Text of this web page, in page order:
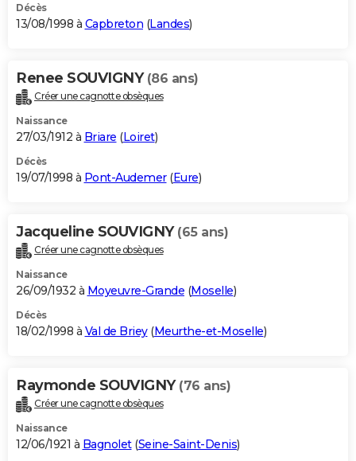
Décès
13/08/1998 à Capbreton (Landes)
Renee SOUVIGNY (86 ans)
Créer une cagnotte obsèques
Naissance
27/03/1912 à Briare (Loiret)
Décès
19/07/1998 à Pont-Audemer(Eure)
Jacqueline SOUVIGNY (65 ans)
Créer une cagnotte obsèques
Naissance
26/09/1932 à Moyeuvre-Grande (Moselle)
Décès
18/02/1998 à Val de Briey(Meurthe-et-Moselle)
Raymonde SOUVIGNY (76 ans)
Créer une cagnotte obsèques
Naissance
12/06/1921 à Bagnolet(Seine-Saint-Denis)